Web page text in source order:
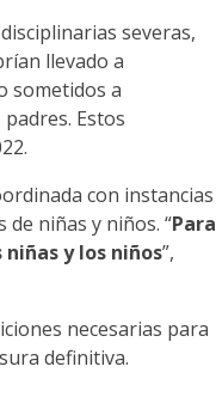
severas,
llevado a
sometidos a
Estos
con instancias
niñas y niños. “Para
y los niños”,
necesarias para
definitiva.